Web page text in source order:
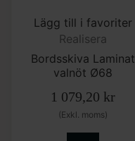
Lägg till i favoriter
Realisera
Bordsskiva Laminat
valnöt Ø68
1 079,20 kr
(Exkl. moms)